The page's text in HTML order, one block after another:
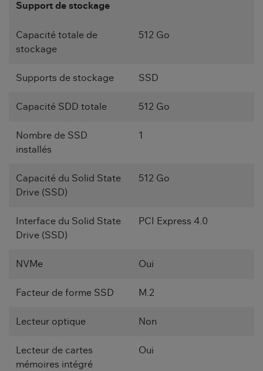
Support de stockage
Capacité totale de
stockage
512 Go
Supports de stockage SSD
Capacité SDD totale 512 Go
Nombre de SSD
installés
1
Capacité du Solid State
Drive (SSD)
512 Go
Interface du Solid State
Drive (SSD)
PCI Express 4.0
NVMe Oui
Facteur de forme SSD M.2
Lecteur optique Non
Lecteur de cartes
mémoires intégré
Oui